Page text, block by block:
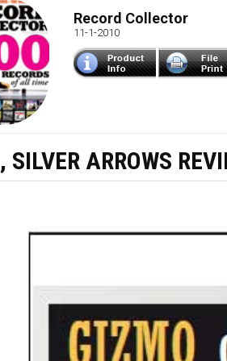
Record Collector
11-1-2010
SILVER ARROWS